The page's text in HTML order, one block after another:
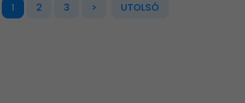
1 2 3 > UTOLSÓ